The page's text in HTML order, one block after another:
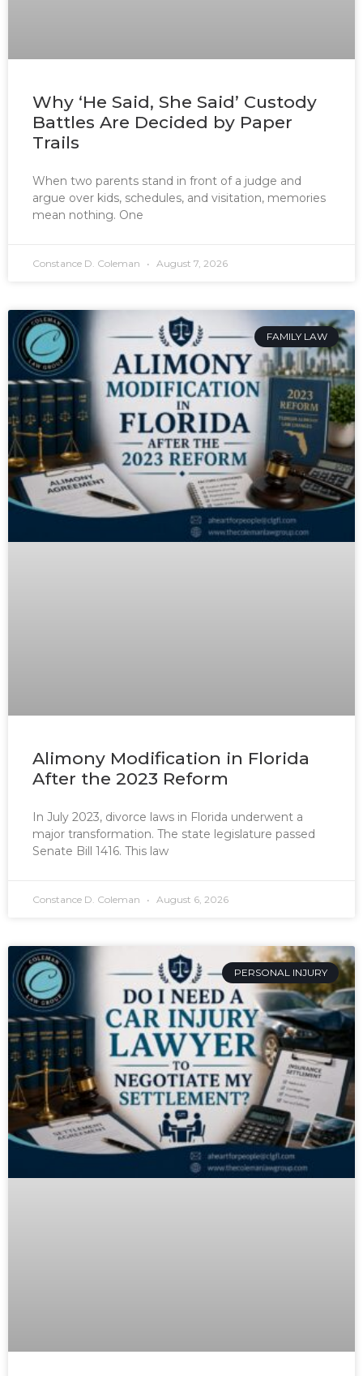
Why ‘He Said, She Said’ Custody
Battles Are Decided by Paper
Trails
When two parents stand in front of a judge and
argue over kids, schedules, and visitation, memories
mean nothing. One
Constance D. Coleman August 7, 2026
FAMILY LAW
Alimony Modification in Florida
After the 2023 Reform
In July 2023, divorce laws in Florida underwent a
major transformation. The state legislature passed
Senate Bill 1416. This law
Constance D. Coleman August 6, 2026
PERSONAL INJURY